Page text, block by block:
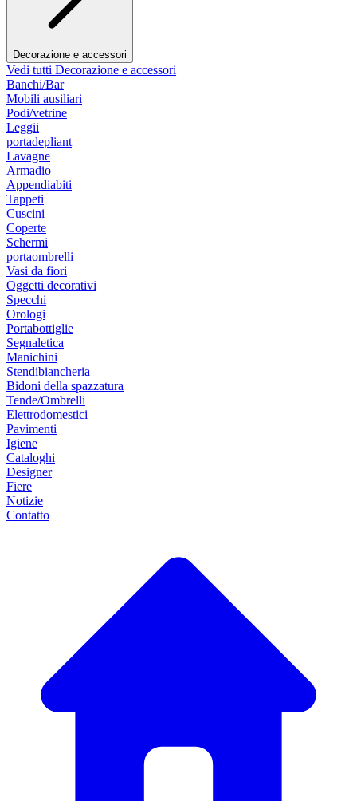
Decorazione e accessori
Vedi tutti Decorazione e accessori
Banchi/Bar
Mobili ausiliari
Podi/vetrine
Leggii
portadepliant
Lavagne
Armadio
Appendiabiti
Tappeti
Cuscini
Coperte
Schermi
portaombrelli
Vasi da fiori
Oggetti decorativi
Specchi
Orologi
Portabottiglie
Segnaletica
Manichini
Stendibiancheria
Bidoni della spazzatura
Tende/Ombrelli
Elettrodomestici
Pavimenti
Igiene
Cataloghi
Designer
Fiere
Notizie
Contatto